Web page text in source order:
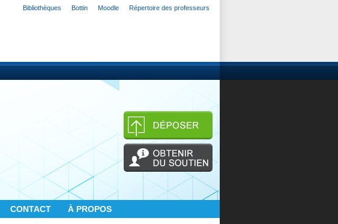
Bibliothèques Bottin Moodle Répertoire des professeurs
CONTACT À PROPOS